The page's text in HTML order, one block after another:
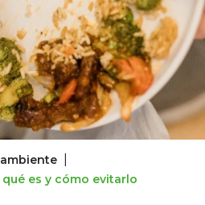
es y cómo evitarlo